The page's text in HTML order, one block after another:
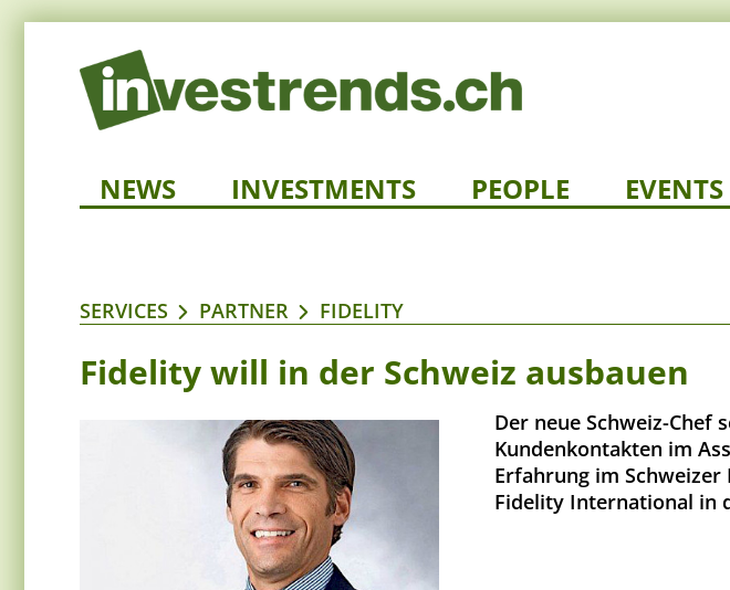
NEWS INVESTMENTS PEOPLE EVENTS
SERVICES PARTNER FIDELITY
Fidelity will in der Schweiz ausbauen
Der neue Schweiz-Chef
Kundenkontakten im
Erfahrung im
Fidelity International in